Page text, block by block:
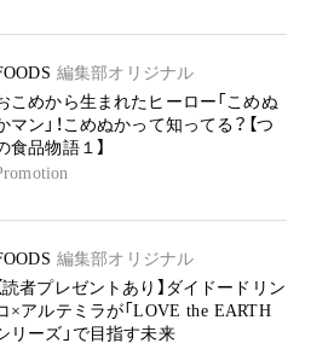
編集部オリジナル
こめから生まれたヒーロー「こめぬ
マン」！こめぬかって知ってる？【つ
食品物語１】
編集部オリジナル
【読者プレゼントあり】ダイドードリン
×アルテミラが「LOVE the EARTH
リーズ」で目指す未来